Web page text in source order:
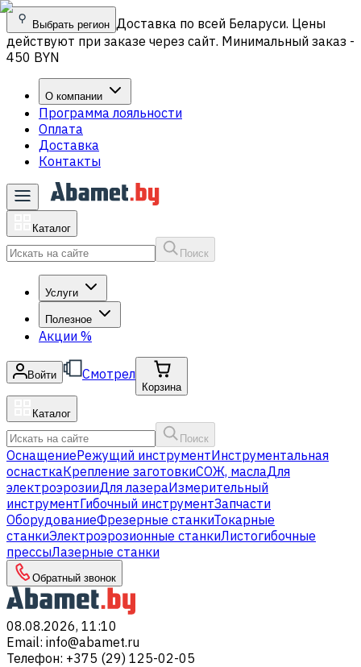
Выбрать регион Доставка по всей Беларуси. Цены
действуют при заказе через сайт. Минимальный заказ -
450 BYN
О компании
Программа лояльности
Оплата
Доставка
Контакты
Каталог
Поиск
Услуги
Полезное
Акции %
Войти Смотрел
Корзина
Каталог
Поиск
ОснащениеРежущий инструментИнструментальная
оснасткаКрепление заготовкиСОЖ, маслаДля
электроэрозииДля лазераИзмерительный
инструментГибочный инструментЗапчасти
ОборудованиеФрезерные станкиТокарные
станкиЭлектроэрозионные станкиЛистогибочные
прессыЛазерные станки
Обратный звонок
08.08.2026, 11:10
Email: info@abamet.ru
Телефон: +375 (29) 125-02-05